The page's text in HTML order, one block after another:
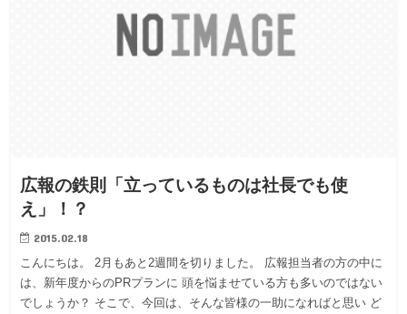
広報の鉄則「立っているものは社長でも使
え」！？
2015.02.18
こんにちは。 2月もあと2週間を切りました。 広報担当者の方の中に
は、新年度からのPRプランに 頭を悩ませている方も多いのではない
でしょうか？ そこで、今回は、そんな皆様の一助になればと思い ど